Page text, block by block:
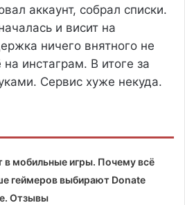
аккаунт, собрал списки.
и висит на
ничего внятного не
на инстаграм. В итоге за
Сервис хуже некуда.
в мобильные игры. Почему всё
геймеров выбирают Donate
Отзывы